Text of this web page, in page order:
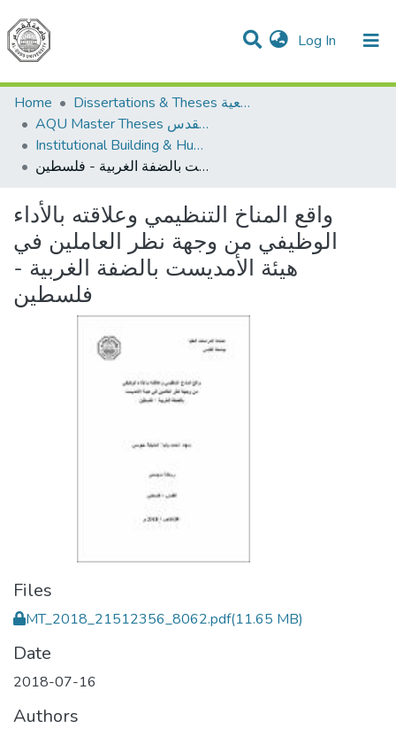
Log In (current)
Communities & Collections
All of DSpace
Home
Dissertations & Theses الرسائل الجامعية
AQU Master Theses الرسائل الجامعية الخاصة بجامعة القدس
Institutional Building & Human Res. Dev. بناء مؤسسات وتنمية موارد بشرية
واقع المناخ التنظيمي وعلاقته بالأداء الوظيفي من وجهة نظر العاملين في هيئة الأمديست بالضفة الغربية - فلسطين
واقع المناخ التنظيمي وعلاقته بالأداء
الوظيفي من وجهة نظر العاملين في
هيئة الأمديست بالضفة الغربية -
فلسطين
Files
MT_2018_21512356_8062.pdf(11.65 MB)
Date
2018-07-16
Authors